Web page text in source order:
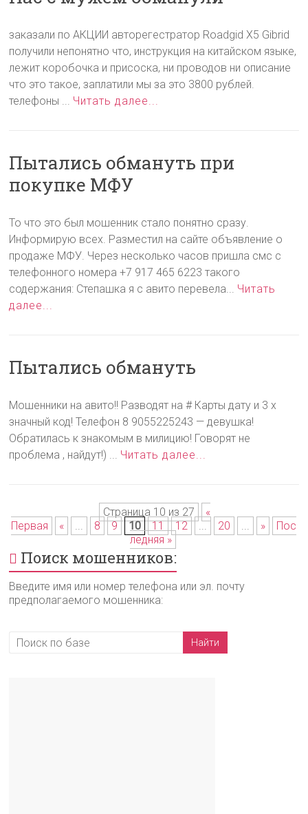
заказали по АКЦИИ авторегестратор Roadgid Х5 Gibrid
получили непонятно что, инструкция на китайском языке,
лежит коробочка и присоска, ни проводов ни описание
что это такое, заплатили мы за это 3800 рублей.
телефоны ... Читать далее...
Пытались обмануть при
покупке МФУ
То что это был мошенник стало понятно сразу.
Информирую всех. Разместил на сайте объявление о
продаже МФУ. Через несколько часов пришла смс c
телефонного номера +7 917 465 6223 такого
содержания: Степашка я с авито перевела... Читать
далее...
Пытались обмануть
Мошенники на авито!! Разводят на # Карты дату и 3 х
значный код! Телефон 8 9055225243 — девушка!
Обратилась к знакомым в милицию! Говорят не
проблема , найдут!) ... Читать далее...
Страница 10 из 27
«
Первая
« ... 8 9 10 11 12 ... 20 ... »
Пос
ледняя »
Поиск мошенников:
Введите имя или номер телефона или эл. почту
предполагаемого мошенника: